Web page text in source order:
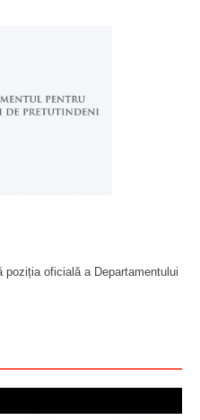
oficială a Departamentului